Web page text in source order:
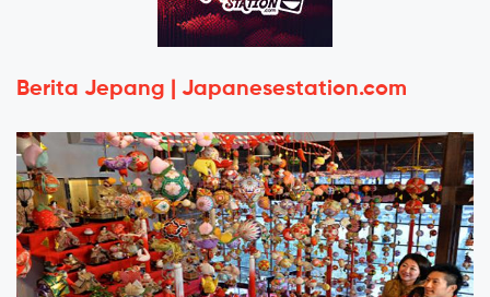
Berita Jepang | Japanesestation.com